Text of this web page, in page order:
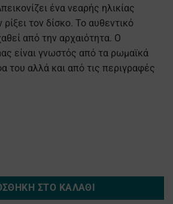
ένα νεαρής ηλικίας
ρίξει τον δίσκο. Το αυθεντικό
από την αρχαιότητα. Ο
είναι γνωστός από τα ρωμαϊκά
του αλλά και από τις περιγραφές
ΣΤΟ ΚΑΛΆΘΙ